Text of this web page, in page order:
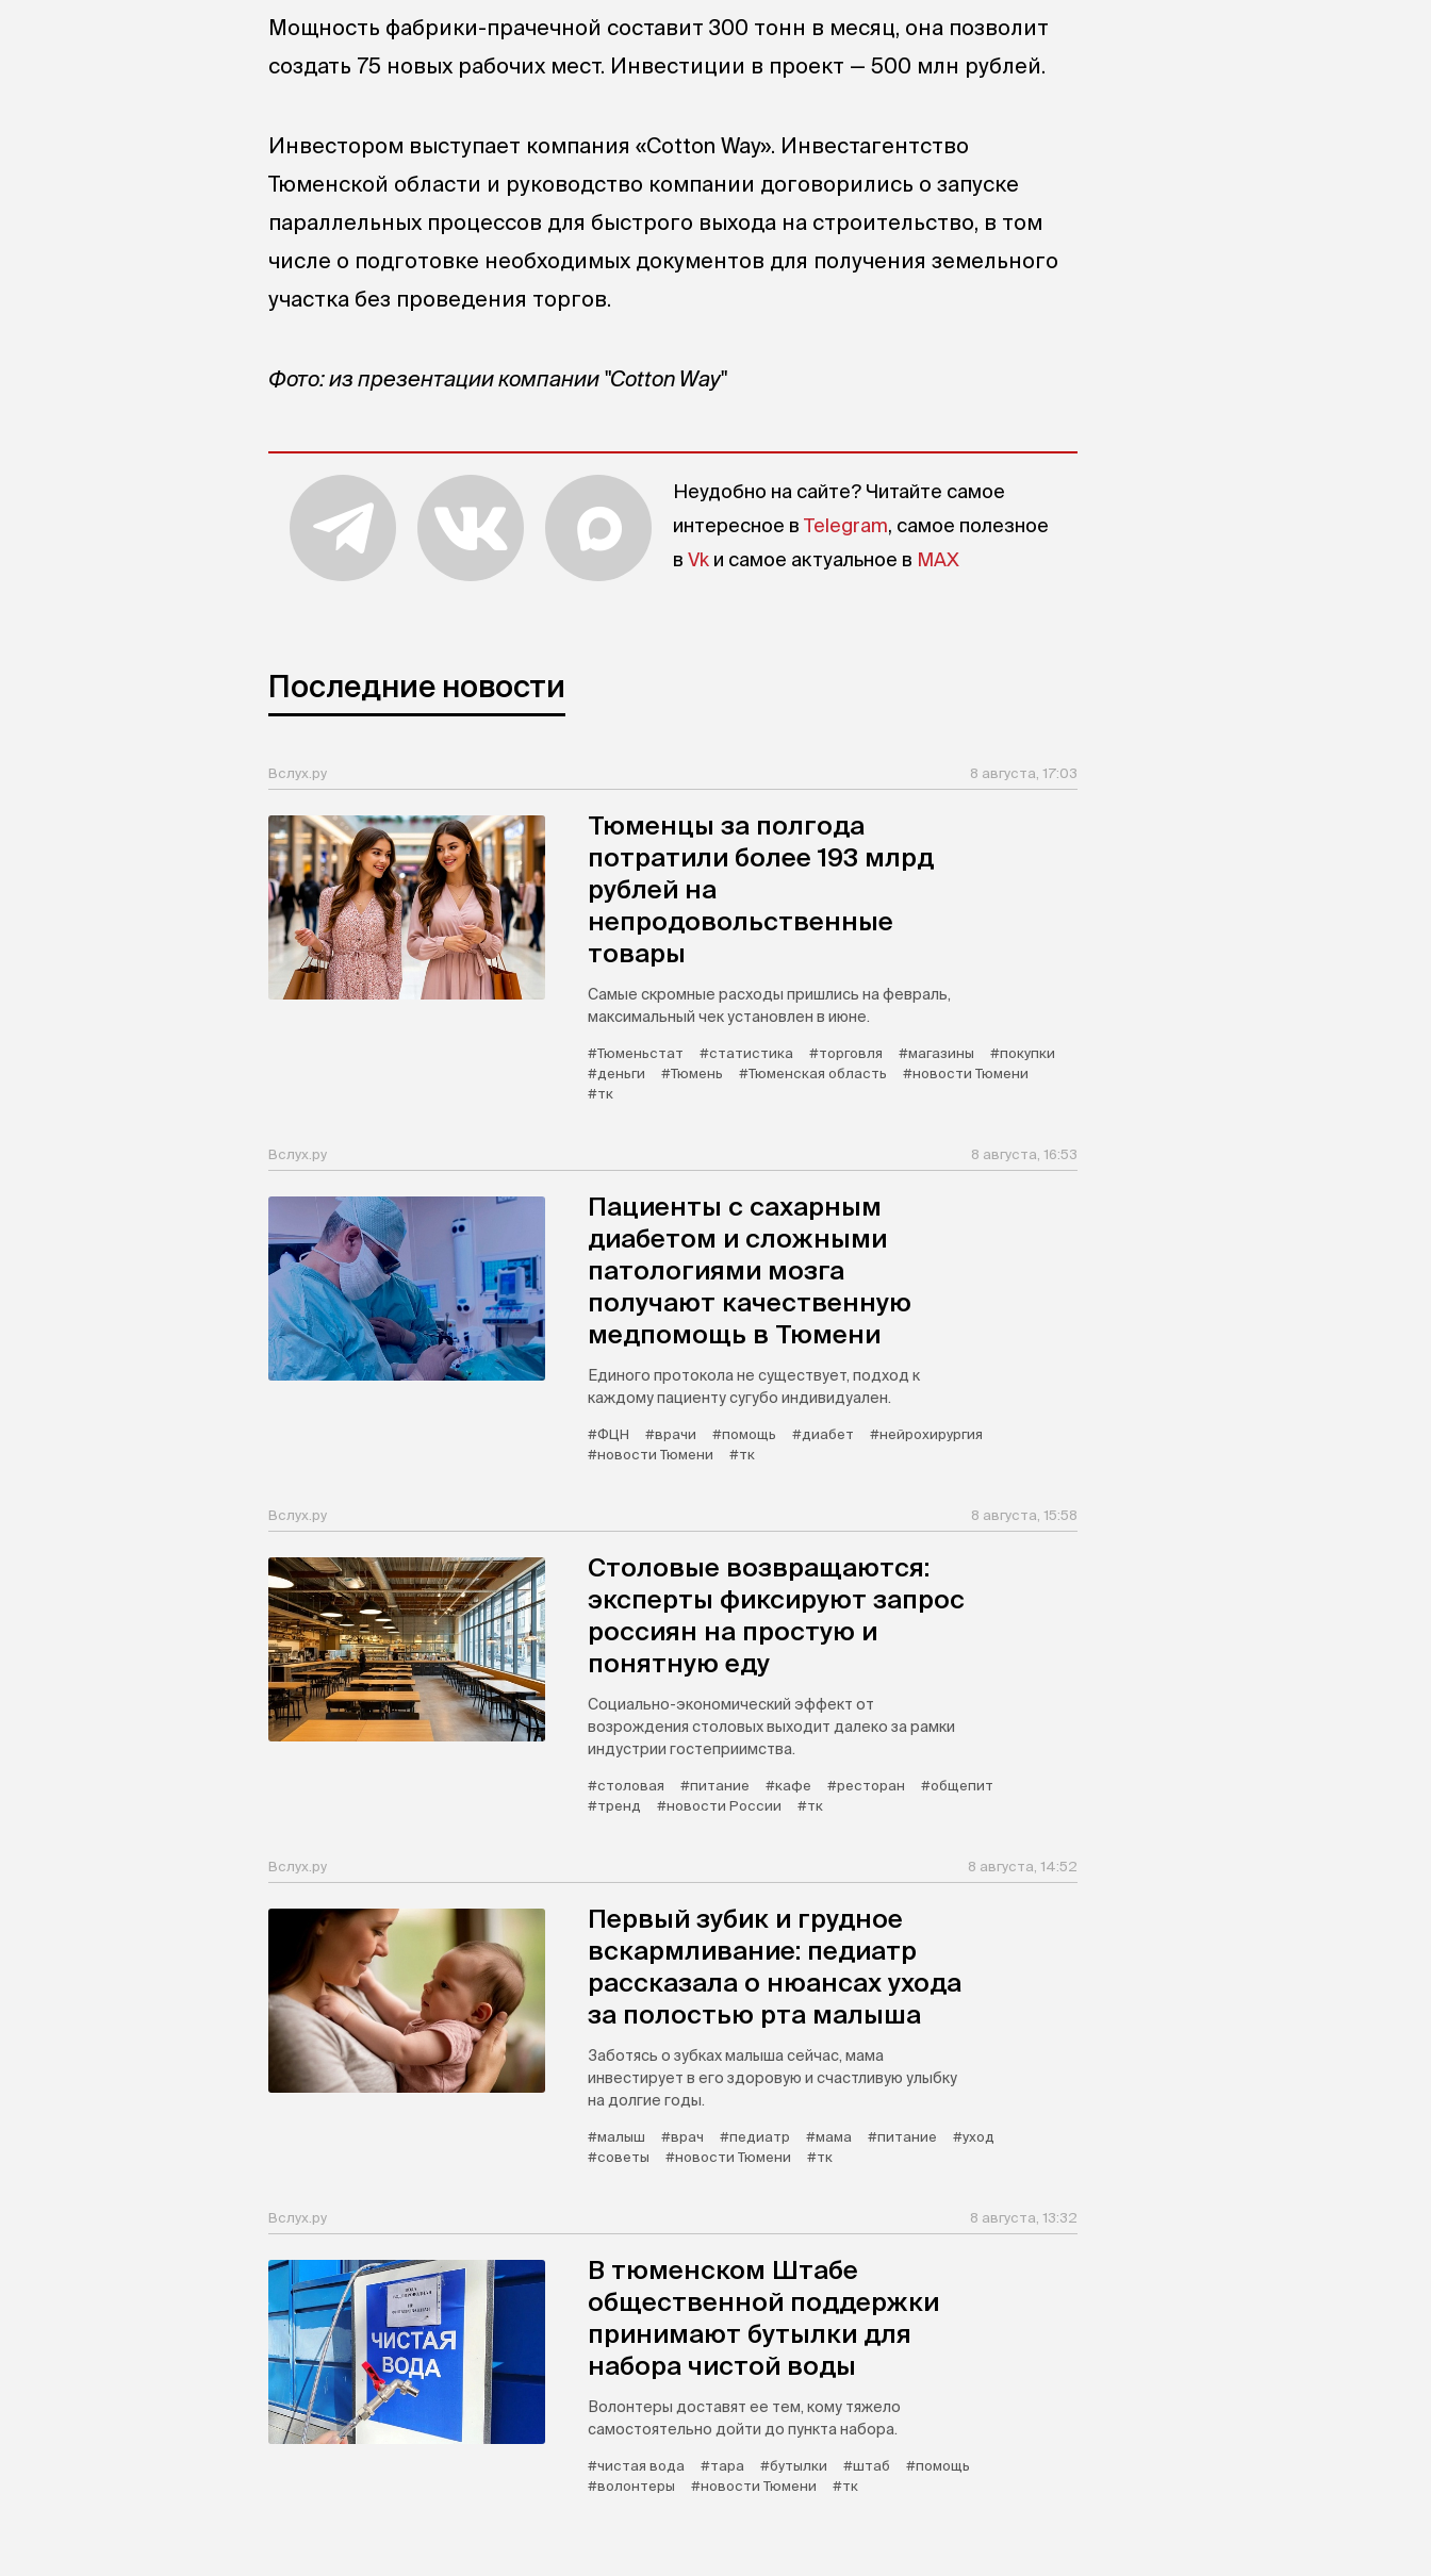
Мощность фабрики-прачечной составит 300 тонн в месяц, она позволит
создать 75 новых рабочих мест. Инвестиции в проект — 500 млн рублей.
Инвестором выступает компания «Cotton Way». Инвестагентство
Тюменской области и руководство компании договорились о запуске
параллельных процессов для быстрого выхода на строительство, в том
числе о подготовке необходимых документов для получения земельного
участка без проведения торгов.
Фото: из презентации компании "Cotton Way"
Неудобно на сайте? Читайте самое
интересное в Telegram, самое полезное
в Vk и самое актуальное в MAX
Последние новости
Вслух.ру 8 августа, 17:03
Тюменцы за полгода
потратили более 193 млрд
рублей на
непродовольственные
товары
Самые скромные расходы пришлись на февраль,
максимальный чек установлен в июне.
#Тюменьстат #статистика #торговля #магазины
#покупки
#деньги
#Тюмень #Тюменская область
#новости Тюмени
#тк
Вслух.ру 8 августа, 16:53
Пациенты с сахарным
диабетом и сложными
патологиями мозга
получают качественную
медпомощь в Тюмени
Единого протокола не существует, подход к
каждому пациенту сугубо индивидуален.
#ФЦН #врачи #помощь #диабет
#нейрохирургия
#новости Тюмени
#тк
Вслух.ру 8 августа, 15:58
Столовые возвращаются:
эксперты фиксируют запрос
россиян на простую и
понятную еду
Социально-экономический эффект от
возрождения столовых выходит далеко за рамки
индустрии гостеприимства.
#столовая #питание #кафе #ресторан
#общепит
#тренд
#новости России #тк
Вслух.ру 8 августа, 14:52
Первый зубик и грудное
вскармливание: педиатр
рассказала о нюансах ухода
за полостью рта малыша
Заботясь о зубках малыша сейчас, мама
инвестирует в его здоровую и счастливую улыбку
на долгие годы.
#малыш #врач #педиатр #мама #питание
#уход
#советы
#новости Тюмени #тк
Вслух.ру 8 августа, 13:32
В тюменском Штабе
общественной поддержки
принимают бутылки для
набора чистой воды
Волонтеры доставят ее тем, кому тяжело
самостоятельно дойти до пункта набора.
#чистая вода #тара #бутылки #штаб
#помощь
#волонтеры
#новости Тюмени #тк